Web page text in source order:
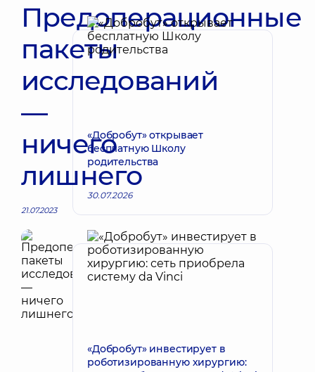
Предоперационные
пакеты
исследований
—
ничего
лишнего
21.07.2023
«Добробут» открывает
бесплатную Школу
родительства
30.07.2026
«Добробут» инвестирует в
роботизированную хирургию: